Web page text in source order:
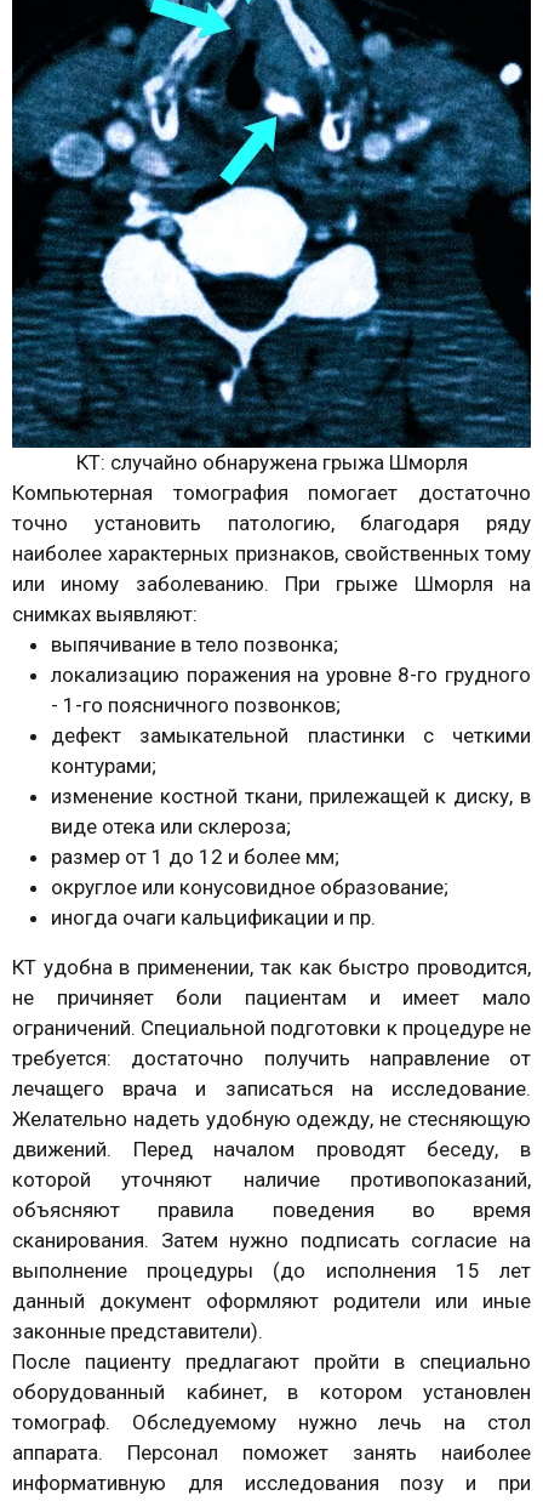
КТ: случайно обнаружена грыжа Шморля
Компьютерная томография помогает достаточно
точно установить патологию, благодаря ряду
наиболее характерных признаков, свойственных тому
или иному заболеванию. При грыже Шморля на
снимках выявляют:
выпячивание в тело позвонка;
локализацию поражения на уровне 8-го грудного
- 1-го поясничного позвонков;
дефект замыкательной пластинки с четкими
контурами;
изменение костной ткани, прилежащей к диску, в
виде отека или склероза;
размер от 1 до 12 и более мм;
округлое или конусовидное образование;
иногда очаги кальцификации и пр.
КТ удобна в применении, так как быстро проводится,
не причиняет боли пациентам и имеет мало
ограничений. Специальной подготовки к процедуре не
требуется: достаточно получить направление от
лечащего врача и записаться на исследование.
Желательно надеть удобную одежду, не стесняющую
движений. Перед началом проводят беседу, в
которой уточняют наличие противопоказаний,
объясняют правила поведения во время
сканирования. Затем нужно подписать согласие на
выполнение процедуры (до исполнения 15 лет
данный документ оформляют родители или иные
законные представители).
После пациенту предлагают пройти в специально
оборудованный кабинет, в котором установлен
томограф. Обследуемому нужно лечь на стол
аппарата. Персонал поможет занять наиболее
информативную для исследования позу и при